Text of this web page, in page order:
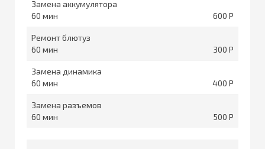
Замена аккумулятора
60
600
Ремонт блютуз
60
300
Замена динамика
60
400
Замена разъемов
60
500